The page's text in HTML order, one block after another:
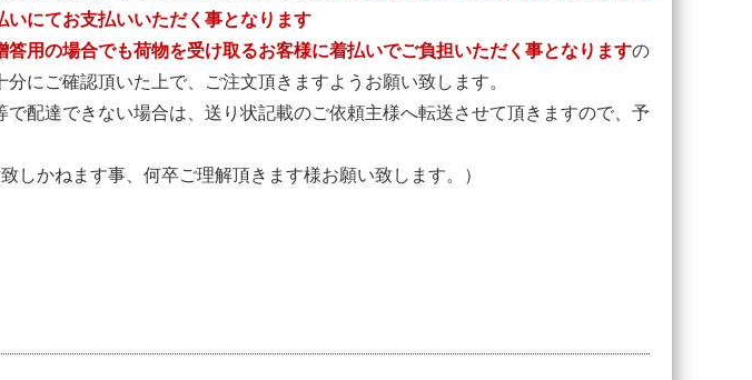
にてお支払いいただく事となります
答用の場合でも荷物を受け取るお客様に着払いでご負担いただく事となりますの
にご確認頂いた上で、ご注文頂きますようお願い致します。
配達できない場合は、送り状記載のご依頼主様へ転送させて頂きますので、予
しかねます事、何卒ご理解頂きます様お願い致します。）